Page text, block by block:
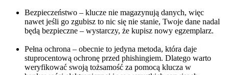
Bezpieczeństwo – klucze nie magazynują danych, więc
nawet jeśli go zgubisz to nic się nie stanie, Twoje dane nadal
będą bezpieczne – wystarczy, że kupisz nowy egzemplarz.
Pełna ochrona – obecnie to jedyna metoda, która daje
stuprocentową ochronę przed phishingiem. Dlatego warto
weryfikować swoją tożsamość za pomocą klucza w